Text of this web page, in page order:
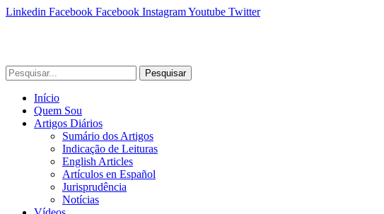
Linkedin Facebook Facebook InstagramYoutube Twitter
Pesquisar
Início
Quem Sou
Artigos Diários
Sumário dos Artigos
Indicação de Leituras
English Articles
Artículos en Español
Jurisprudência
Notícias